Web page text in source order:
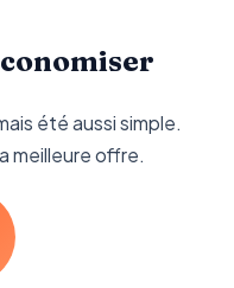
été aussi simple.
meilleure offre.